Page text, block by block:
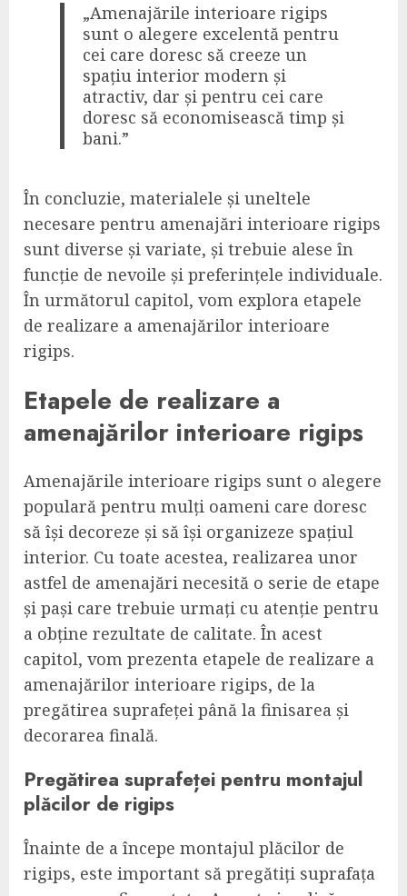
„Amenajările interioare rigips
sunt o alegere excelentă pentru
cei care doresc să creeze un
spațiu interior modern și
atractiv, dar și pentru cei care
doresc să economisească timp și
bani.”
În concluzie, materialele și uneltele
necesare pentru amenajări interioare rigips
sunt diverse și variate, și trebuie alese în
funcție de nevoile și preferințele individuale.
În următorul capitol, vom explora etapele
de realizare a amenajărilor interioare
rigips.
Etapele de realizare a
amenajărilor interioare rigips
Amenajările interioare rigips sunt o alegere
populară pentru mulți oameni care doresc
să își decoreze și să își organizeze spațiul
interior. Cu toate acestea, realizarea unor
astfel de amenajări necesită o serie de etape
și pași care trebuie urmați cu atenție pentru
a obține rezultate de calitate. În acest
capitol, vom prezenta etapele de realizare a
amenajărilor interioare rigips, de la
pregătirea suprafeței până la finisarea și
decorarea finală.
Pregătirea suprafeței pentru montajul
plăcilor de rigips
Înainte de a începe montajul plăcilor de
rigips, este important să pregătiți suprafața